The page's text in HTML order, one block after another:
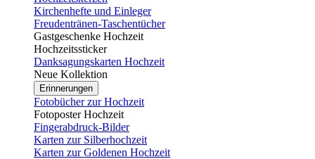
Kirchenhefte und Einleger
Freudentränen-Taschentücher
Gastgeschenke Hochzeit
Hochzeitssticker
Danksagungskarten Hochzeit
Neue Kollektion
Erinnerungen
Fotobücher zur Hochzeit
Fotoposter Hochzeit
Fingerabdruck-Bilder
Karten zur Silberhochzeit
Karten zur Goldenen Hochzeit